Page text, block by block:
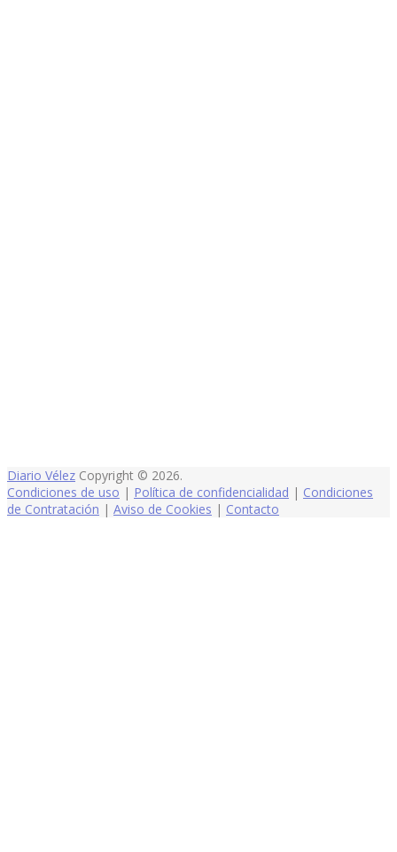
Diario Vélez Copyright © 2026.
Condiciones de uso | Política de confidencialidad | Condiciones
de Contratación | Aviso de Cookies | Contacto